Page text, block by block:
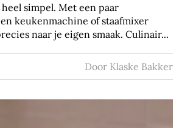
simpel. Met een paar
keukenmachine of staafmixer
naar je eigen smaak. Culinair...
Door Klaske Bakker